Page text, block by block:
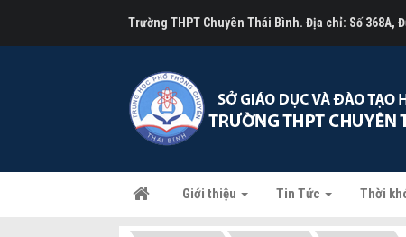
Giới thiệu Tin Tức Thời
Trường THPT Chuyên Thái Bình. Địa chỉ: Số 368A,